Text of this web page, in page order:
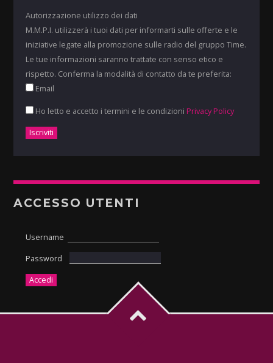
Autorizzazione utilizzo dei dati
M.M.P.I. utilizzerà i tuoi dati per informarti sulle offerte e le
iniziative legate alla promozione sulle radio del gruppo Time.
Le tue informazioni saranno trattate con senso etico e
rispetto. Conferma la modalità di contatto da te preferita:
Email
Ho letto e accetto i termini e le condizioni Privacy Policy
ACCESSO UTENTI
Username
Password